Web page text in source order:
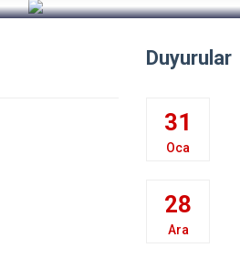
Abana
Ağlı
Azdavay
Bozkurt
Duyurular
31
Oca
28
Ara